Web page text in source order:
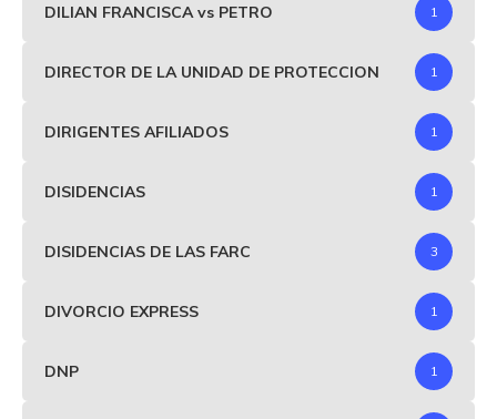
DILIAN FRANCISCA vs PETRO 1
DIRECTOR DE LA UNIDAD DE PROTECCION 1
DIRIGENTES AFILIADOS 1
DISIDENCIAS 1
DISIDENCIAS DE LAS FARC 3
DIVORCIO EXPRESS 1
DNP 1